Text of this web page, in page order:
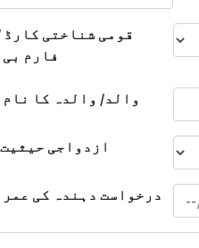
قومی شناختی کارڈ
فارم بی
والد/ والدہ کا نام
ازدواجی
درخواست دہندہ کی عمر